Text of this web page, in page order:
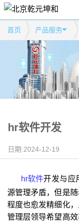
首页 产品服务
hr软件开发
日期:2024-12-19
hr软件开发与应
源管理矛盾，但是
程度也愈发精细化
管理层领导希望高